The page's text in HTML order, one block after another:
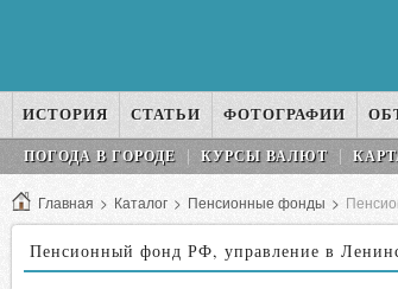
ИСТОРИЯ СТАТЬИ ФОТОГРАФИИ
ПОГОДА В ГОРОДЕ КУРСЫ ВАЛЮТ
Главная > Каталог > Пенсионные фонды >
Пенсионный фонд РФ, управление в